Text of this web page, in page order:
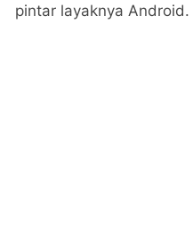
pintar layaknya Android.